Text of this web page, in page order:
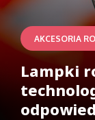
AKCESORIA
Lampki